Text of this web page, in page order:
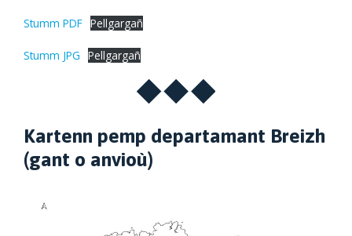
Stumm PDF Pellgargañ
Stumm JPG Pellgargañ
Kartenn pemp departamant Breizh
(gant o anvioù)